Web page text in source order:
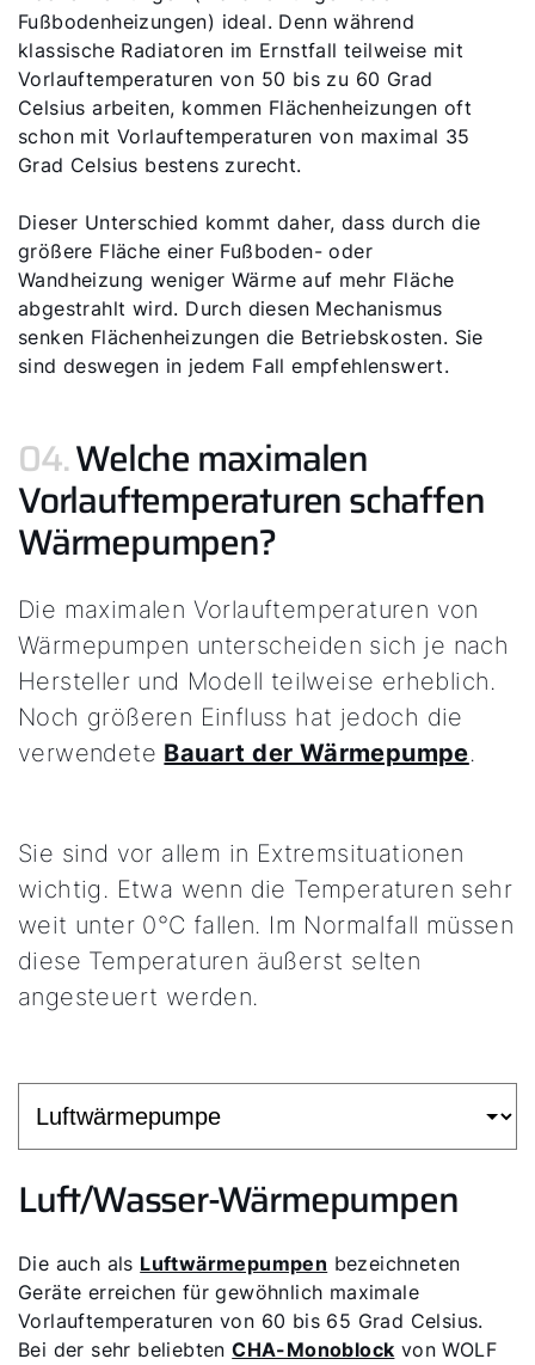
Fußbodenheizungen) ideal. Denn während
klassische Radiatoren im Ernstfall teilweise mit
Vorlauftemperaturen von 50 bis zu 60 Grad
Celsius arbeiten, kommen Flächenheizungen oft
schon mit Vorlauftemperaturen von maximal 35
Grad Celsius bestens zurecht.
Dieser Unterschied kommt daher, dass durch die
größere Fläche einer Fußboden- oder
Wandheizung weniger Wärme auf mehr Fläche
abgestrahlt wird. Durch diesen Mechanismus
senken Flächenheizungen die Betriebskosten. Sie
sind deswegen in jedem Fall empfehlenswert.
04.Welche maximalen
Vorlauftemperaturen schaffen
Wärmepumpen?
Die maximalen Vorlauftemperaturen von
Wärmepumpen unterscheiden sich je nach
Hersteller und Modell teilweise erheblich.
Noch größeren Einfluss hat jedoch die
verwendete Bauart der Wärmepumpe.
Sie sind vor allem in Extremsituationen
wichtig. Etwa wenn die Temperaturen sehr
weit unter 0°C fallen. Im Normalfall müssen
diese Temperaturen äußerst selten
angesteuert werden.
Luft/Wasser-Wärmepumpen
Die auch als Luftwärmepumpen bezeichneten
Geräte erreichen für gewöhnlich maximale
Vorlauftemperaturen von 60 bis 65 Grad Celsius.
Bei der sehr beliebtenCHA-Monoblock von WOLF
Fachhandwerker finden
Wichtige Links
5 Jahre Garantie
Karriere
Privatkunden-Downloads